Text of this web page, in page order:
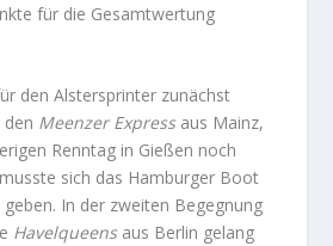
für die Gesamtwertung
den Alstersprinter zunächst
den Meenzer Expressaus Mainz,
Renntag in Gießen noch
sich das Hamburger Boot
In der zweiten Begegnung
Havelqueensaus Berlin gelang